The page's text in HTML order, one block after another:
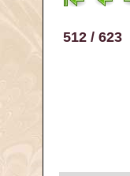
512 / 623